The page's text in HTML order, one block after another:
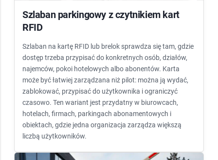
Szlaban parkingowy z czytnikiem kart
RFID
Szlaban na kartę RFID lub brelok sprawdza się tam, gdzie
dostęp trzeba przypisać do konkretnych osób, działów,
najemców, pokoi hotelowych albo abonentów. Karta
może być łatwiej zarządzana niż pilot: można ją wydać,
zablokować, przypisać do użytkownika i ograniczyć
czasowo. Ten wariant jest przydatny w biurowcach,
hotelach, firmach, parkingach abonamentowych i
obiektach, gdzie jedna organizacja zarządza większą
liczbą użytkowników.